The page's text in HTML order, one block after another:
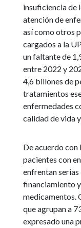
insuficiencia de
atención de
así como otros
cargados a la
un faltante de
entre 2022 y
4,6 billones de
tratamientos
enfermedades
calidad de vida
De acuerdo con
pacientes con
enfrentan
financiamiento
medicamentos.
que agrupan a
expresado una